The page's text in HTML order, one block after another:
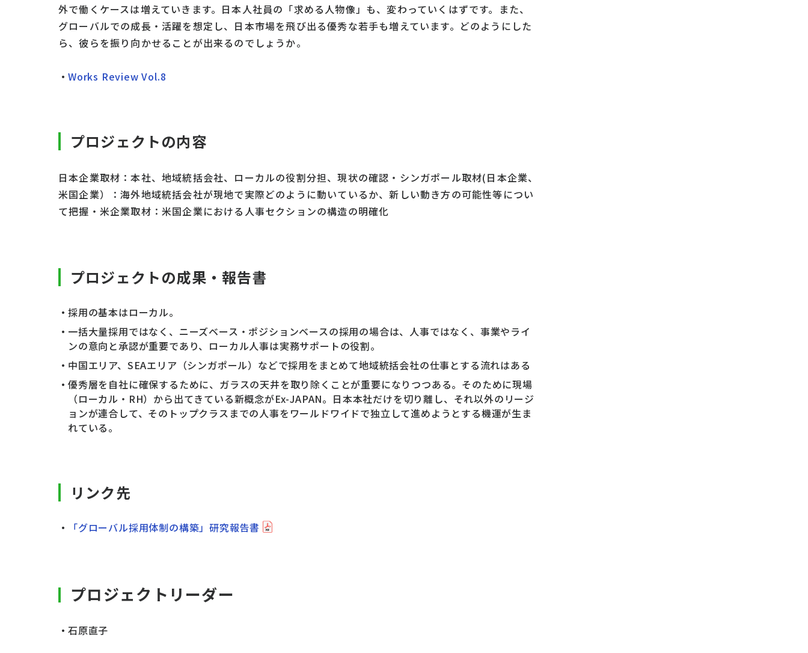
外で働くケースは増えていきます。日本人社員の「求める人物像」も、変わっていくはずです。また、
グローバルでの成長・活躍を想定し、日本市場を飛び出る優秀な若手も増えています。どのようにした
ら、彼らを振り向かせることが出来るのでしょうか。
Works Review Vol.8
プロジェクトの内容
日本企業取材：本社、地域統括会社、ローカルの役割分担、現状の確認・シンガポール取材(日本企業、
米国企業）：海外地域統括会社が現地で実際どのように動いているか、新しい動き方の可能性等につい
て把握・米企業取材：米国企業における人事セクションの構造の明確化
プロジェクトの成果・報告書
採用の基本はローカル。
一括大量採用ではなく、ニーズベース・ポジションベースの採用の場合は、人事ではなく、事業やライ
ンの意向と承認が重要であり、ローカル人事は実務サポートの役割。
中国エリア、SEAエリア（シンガポール）などで採用をまとめて地域統括会社の仕事とする流れはある
優秀層を自社に確保するために、ガラスの天井を取り除くことが重要になりつつある。そのために現場
（ローカル・RH）から出てきている新概念がEx-JAPAN。日本本社だけを切り離し、それ以外のリージ
ョンが連合して、そのトップクラスまでの人事をワールドワイドで独立して進めようとする機運が生ま
れている。
リンク先
「グローバル採用体制の構築」研究報告書
プロジェクトリーダー
石原直子